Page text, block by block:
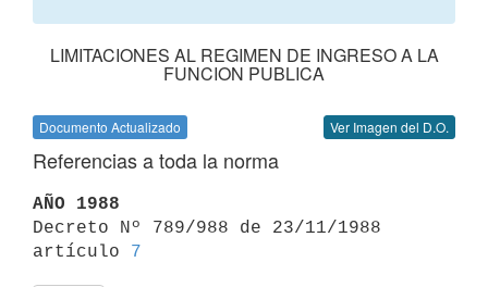
LIMITACIONES AL REGIMEN DE INGRESO A LA
FUNCION PUBLICA
Documento Actualizado Ver Imagen del D.O.
Referencias a toda la norma
AÑO 1988
Decreto Nº 789/988 de 23/11/1988
artículo 7